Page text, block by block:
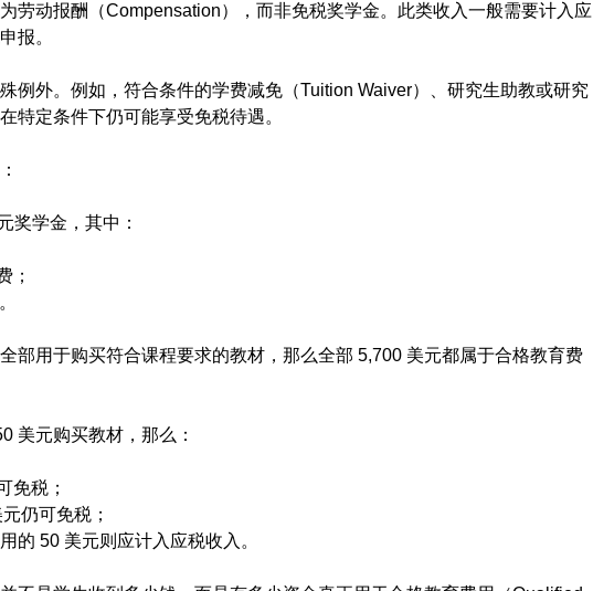
劳动报酬（Compensation），而非免税奖学金。此类收入一般需要计入应
报。
例外。例如，符合条件的学费减免（Tuition Waiver）、研究生助教或研究
特定条件下仍可能享受免税待遇。
奖学金，其中：
；
部用于购买符合课程要求的教材，那么全部 5,700 美元都属于合格教育费
美元购买教材，那么：
免税；
仍可免税；
的 50 美元则应计入应税收入。